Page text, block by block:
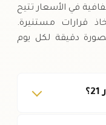
عراقي.,الشفافية في الأسعار تتيح
قرارات مستنيرة.
دقيقة لكل يوم